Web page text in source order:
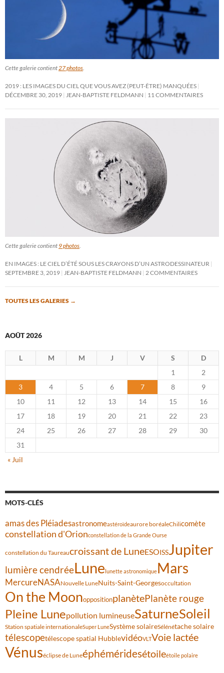
Cette galerie contient27 photos.
2019 : LES IMAGES DU CIEL QUE VOUS AVEZ (PEUT-ÊTRE) MANQUÉES
DÉCEMBRE 30, 2019 JEAN-BAPTISTE FELDMANN 11 COMMENTAIRES
Cette galerie contient 9 photos.
EN IMAGES : LE CIEL D’ÉTÉ SOUS LES CRAYONS D’UN ASTRODESSINATEUR
SEPTEMBRE 3, 2019 JEAN-BAPTISTE FELDMANN 2 COMMENTAIRES
TOUTES LES GALERIES →
AOÛT 2026
L M M J V S
D
1
2
3
4 5 6 7 8
9
10
11 12 13 14 15
16
17
18 19 20 21 22
23
24
25 26 27 28 29
30
31
« Juil
MOTS-CLÉS
amas des Pléiadesastronomeastéroïdeaurore boréaleChilicomète
constellation d'Orionconstellation de la Grande Ourse
constellation du Taureaucroissant de LuneESOISSJupiter
lumière cendréeLune lunette astronomiqueMars
MercureNASANouvelle LuneNuits-Saint-Georgesoccultation
On the MoonoppositionplanètePlanète rouge
Pleine Lunepollution lumineuseSaturneSoleil
Station spatiale internationaleSuper LuneSystème solaireSélénétache solaire
télescopetélescope spatial HubblevidéoVLTVoie lactée
Vénuséclipse de Luneéphéméridesétoileétoile polaire